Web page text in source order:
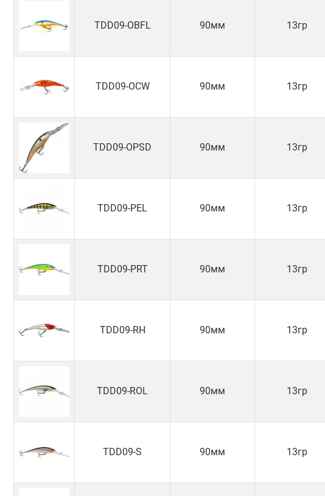
TDD09-OBFL 90мм 13гр
TDD09-OCW 90мм 13гр
TDD09-OPSD 90мм 13гр
TDD09-PEL 90мм 13гр
TDD09-PRT 90мм 13гр
TDD09-RH 90мм 13гр
TDD09-ROL 90мм 13гр
TDD09-S 90мм 13гр